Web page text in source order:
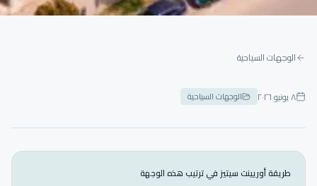
الوجهات السياحية
٨ يونيو ٢٠٢٦ الوجهات السياحية
طريقة أوريينت سيتيز في ترتيب هذه الوجهة